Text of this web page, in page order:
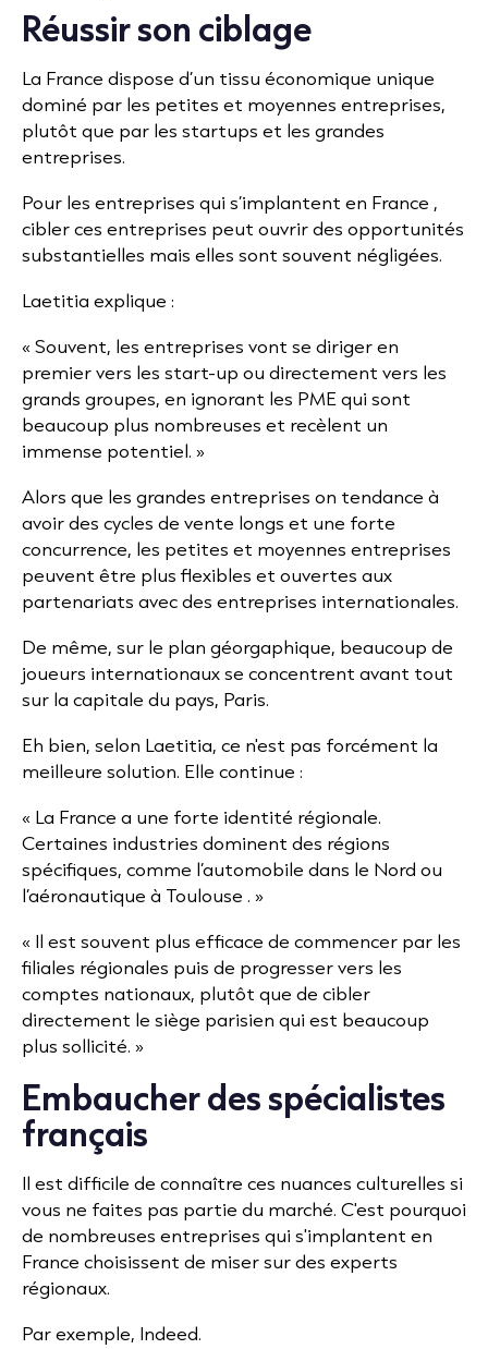
Réussir son ciblage
La France dispose d’un tissu économique unique
dominé par les petites et moyennes entreprises,
plutôt que par les startups et les grandes
entreprises.
Pour les entreprises qui s’implantent en France ,
cibler ces entreprises peut ouvrir des opportunités
substantielles mais elles sont souvent négligées.
Laetitia explique :
« Souvent, les entreprises vont se diriger en
premier vers les start-up ou directement vers les
grands groupes, en ignorant les PME qui sont
beaucoup plus nombreuses et recèlent un
immense potentiel. »
Alors que les grandes entreprises on tendance à
avoir des cycles de vente longs et une forte
concurrence, les petites et moyennes entreprises
peuvent être plus flexibles et ouvertes aux
partenariats avec des entreprises internationales.
De même, sur le plan géorgaphique, beaucoup de
joueurs internationaux se concentrent avant tout
sur la capitale du pays, Paris.
Eh bien, selon Laetitia, ce n'est pas forcément la
meilleure solution. Elle continue :
« La France a une forte identité régionale.
Certaines industries dominent des régions
spécifiques, comme l’automobile dans le Nord ou
l’aéronautique à Toulouse . »
« Il est souvent plus efficace de commencer par les
filiales régionales puis de progresser vers les
comptes nationaux, plutôt que de cibler
directement le siège parisien qui est beaucoup
plus sollicité. »
Embaucher des spécialistes
français
Il est difficile de connaître ces nuances culturelles si
vous ne faites pas partie du marché. C'est pourquoi
de nombreuses entreprises qui s'implantent en
France choisissent de miser sur des experts
régionaux.
Par exemple, Indeed.